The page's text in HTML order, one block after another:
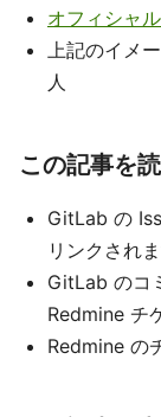
オフィシャ
上記のイメ
人
この記事を
GitLab の
リンクされま
GitLab のコ
Redmine チ
Redmine の